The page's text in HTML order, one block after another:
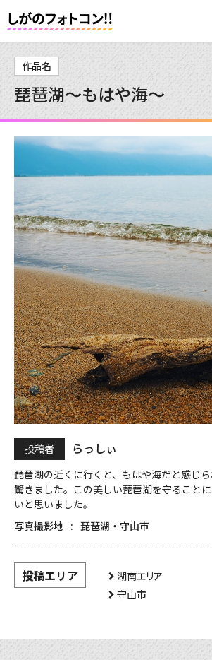
HOME
入賞作品
投稿作品
作品名
琵琶湖～もはや海～
投稿者 らっしぃ
琵琶湖の近くに行くと、もはや海だと感じ
驚きました。この美しい琵琶湖を守ること
いと思いました。
写真撮影地
琵琶湖・守山市
投稿エリア
湖南エリア
守山市